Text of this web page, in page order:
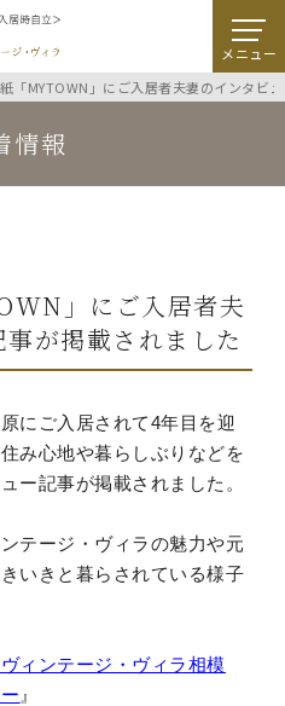
メニュー
「MYTOWN」にご入居者夫妻のインタビ
情報
」にご入居者夫
が掲載されました
にご入居されて4年目を迎
み心地や暮らしぶりなどを
ー記事が掲載されました。
テージ・ヴィラの魅力や元
いきと暮らされている様子
ィンテージ・ヴィラ相模
』